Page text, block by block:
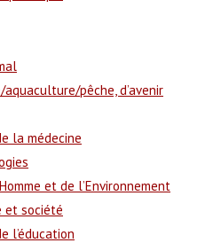
pêche, d’avenir
la médecine
et de l’Environnement
et société
l’éducation